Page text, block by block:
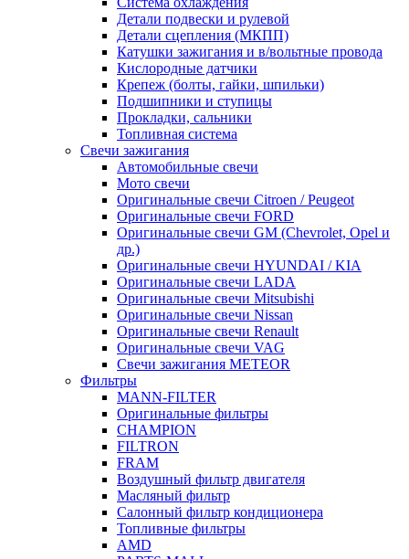
Детали подвески и рулевой
Детали сцепления (МКПП)
Катушки зажигания и в/вольтные провода
Кислородные датчики
Крепеж (болты, гайки, шпильки)
Подшипники и ступицы
Прокладки, сальники
Топливная система
Свечи зажигания
Автомобильные свечи
Мото свечи
Оригинальные свечи Citroen / Peugeot
Оригинальные свечи FORD
Оригинальные свечи GM (Chevrolet, Opel и
др.)
Оригинальные свечи HYUNDAI / KIA
Оригинальные свечи LADA
Оригинальные свечи Mitsubishi
Оригинальные свечи Nissan
Оригинальные свечи Renault
Оригинальные свечи VAG
Свечи зажигания METEOR
Фильтры
MANN-FILTER
Оригинальные фильтры
CHAMPION
FILTRON
FRAM
Воздушный фильтр двигателя
Масляный фильтр
Салонный фильтр кондиционера
Топливные фильтры
AMD